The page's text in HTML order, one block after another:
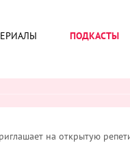
ПОДКАСТЫ
на открытую